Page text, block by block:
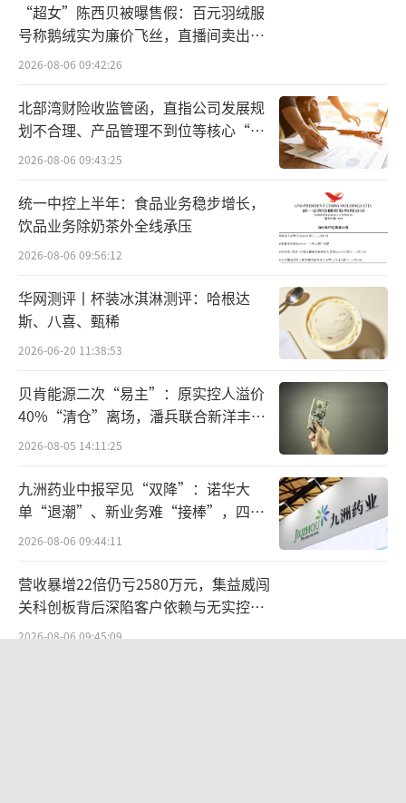
元，同比下降54.67%；扣非净利润1214.49万
元，同比下降51.90%；经营活动产生的现金流
量净额为2220.86万元，同比下降48.70%。
近两月鸡蛋价格逐步回暖
据湘佳股份官网，公司创始于1991年，是
一家集畜禽、柑橘种养加工销售为一体的绿色
循环全产业链食品集群企业，旗下拥有全资和
控股子公司近20家，员工7000余人，自养基地
50多处，联合种植、养殖户10000多户。
创业30年，湘佳股份经营亿羽肉禽、千万
羽蛋禽、百万头生猪、50万吨有机肥、10万吨
柑橘五大主业，产品销往全国28个省份的1000
0多家线上线下门店。
5月7日，湘佳股份发布4月份活禽销售情况
简报，公司4月份销售活禽403.39万只，销售收
入8471.13万元，销售均价9.63元/公斤，环比
变动分别为-5.20%、-6.63%、-1.13%，同比变
动分别为-9.08%、4.97%、3.91%。
值得一提的是，最近两月鸡蛋期价持续上
“超女”陈西贝被曝售假：百元羽绒服
号称鹅绒实为廉价飞丝，直播间卖出超
百万元
2026-08-06 09:42:26
北部湾财险收监管函，直指公司发展规
划不合理、产品管理不到位等核心“痛
点”
2026-08-06 09:43:25
统一中控上半年：食品业务稳步增长，
饮品业务除奶茶外全线承压
2026-08-06 09:56:12
华网测评丨杯装冰淇淋测评：哈根达
斯、八喜、甄稀
2026-06-20 11:38:53
贝肯能源二次“易主”：原实控人溢价
40%“清仓”离场，潘兵联合新洋丰、
宏科百世拟入主
2026-08-05 14:11:25
九洲药业中报罕见“双降”：诺华大
单“退潮”、新业务难“接棒”，四大
难关待闯
2026-08-06 09:44:11
营收暴增22倍仍亏2580万元，集益威闯
关科创板背后深陷客户依赖与无实控人
困局
2026-08-06 09:45:09